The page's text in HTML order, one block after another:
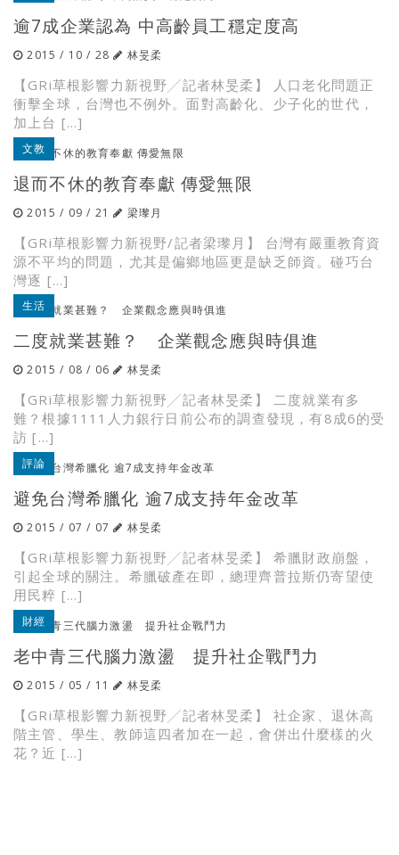
逾7成企業認為 中高齡員工穩定度高
2015 / 10 / 28 林旻柔
【GRi草根影響力新視野╱記者林旻柔】 人口老化問題正
衝擊全球，台灣也不例外。面對高齡化、少子化的世代，
加上台 […]
文教
退而不休的教育奉獻 傳愛無限
2015 / 09 / 21 梁瓈月
【GRi草根影響力新視野/記者梁瓈月】 台灣有嚴重教育資
源不平均的問題，尤其是偏鄉地區更是缺乏師資。碰巧台
灣逐 […]
生活
二度就業甚難？ 企業觀念應與時俱進
2015 / 08 / 06 林旻柔
【GRi草根影響力新視野╱記者林旻柔】 二度就業有多
難？根據1111人力銀行日前公布的調查發現，有8成6的受
訪 […]
評論
避免台灣希臘化 逾7成支持年金改革
2015 / 07 / 07 林旻柔
【GRi草根影響力新視野╱記者林旻柔】 希臘財政崩盤，
引起全球的關注。希臘破產在即，總理齊普拉斯仍寄望使
用民粹 […]
財經
老中青三代腦力激盪 提升社企戰鬥力
2015 / 05 / 11 林旻柔
【GRi草根影響力新視野╱記者林旻柔】 社企家、退休高
階主管、學生、教師這四者加在一起，會併出什麼樣的火
花？近 […]